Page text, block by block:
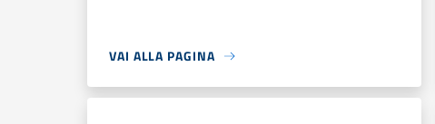
VAI ALLA PAGINA